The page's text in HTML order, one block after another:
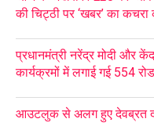
की चिट्ठी पर ‘खबर’ का कचरा
प्रधानमंत्री नरेंद्र मोदी और
कार्यक्रमों में लगाई गई 554
आउटलुक से अलग हुए देवब्रत